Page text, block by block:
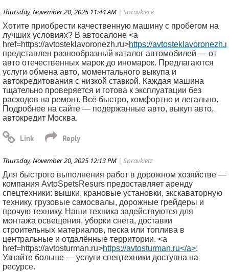
Thursday, November 20, 2025 11:44 AM | Spravkiece
Хотите приобрести качественную машину с пробегом на
лучших условиях? В автосалоне <a
href=https://avtosteklavoronezh.ru>https://
представлен разнообразный каталог автомобилей — от
авто отечественных марок до иномарок. Предлагаются
услуги обмена авто, моментального выкупа и
автокредитования с низкой ставкой. Каждая машина
тщательно проверяется и готова к эксплуатации без
расходов на ремонт. Всё быстро, комфортно и легально.
Подробнее на сайте — подержанные авто, выкуп авто,
автокредит Москва.
Thursday, November 20, 2025 12:13 PM | Spravkietz
Для быстрого выполнения работ в дорожном хозяйстве —
компания AvtoSpetsResurs предоставляет аренду
спецтехники: вышки, крановые установки, экскаваторную
технику, грузовые самосвалы, дорожные грейдеры и
прочую технику. Наши техника задействуются для
монтажа освещения, уборки снега, доставки
строительных материалов, песка или топлива в
центральные и отдалённые территории. <a
href=https://avtosturman.ru>https://avtosturman.ru</a>;
Узнайте больше — услуги спецтехники доступна на
ресурсе.